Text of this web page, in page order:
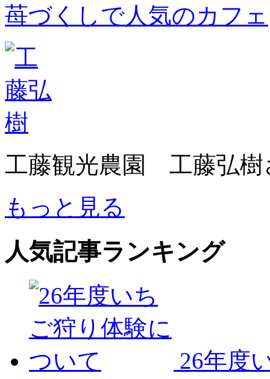
苺づくしで人気のカフェ
工藤観光農園 工藤弘樹
もっと見る
人気記事ランキング
26年度